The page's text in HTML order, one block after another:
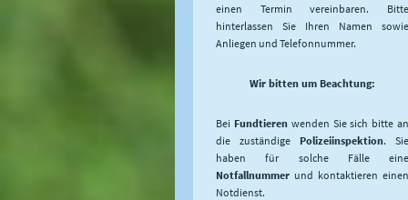
einen Termin vereinbaren. Bitte
hinterlassen Sie Ihren Namen sowie
Anliegen und Telefonnummer.
Wir bitten um Beachtung:
Bei Fundtierenwenden Sie sich bitte an
die zuständige Polizeiinspektion. Sie
haben für solche Fälle eine
Notfallnummer und kontaktieren einen
Notdienst.